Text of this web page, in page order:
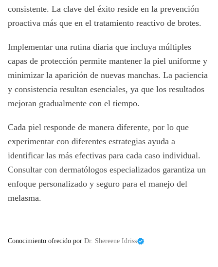
consistente. La clave del éxito reside en la prevención
proactiva más que en el tratamiento reactivo de brotes.
Implementar una rutina diaria que incluya múltiples
capas de protección permite mantener la piel uniforme y
minimizar la aparición de nuevas manchas. La paciencia
y consistencia resultan esenciales, ya que los resultados
mejoran gradualmente con el tiempo.
Cada piel responde de manera diferente, por lo que
experimentar con diferentes estrategias ayuda a
identificar las más efectivas para cada caso individual.
Consultar con dermatólogos especializados garantiza un
enfoque personalizado y seguro para el manejo del
melasma.
Conocimiento ofrecido por Dr. Shereene Idriss